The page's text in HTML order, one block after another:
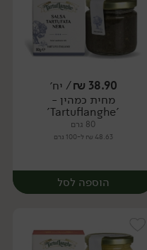
יח׳
38.90
₪/ יח׳
מחית כמהין -
'Tartuflanghe'
80 גרם
48.63 ₪ ל-100 גרם
הוספה לסל